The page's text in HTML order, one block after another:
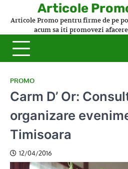
Articole
Articole Promo pentru firme de pe
acum sa iti promovezi
PROMO
Carm D’ Or:
organizare
Timisoara
12/04/2016